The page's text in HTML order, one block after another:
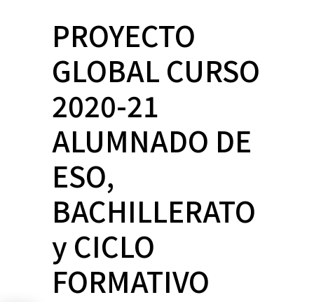
PROYECTO
GLOBAL CURSO
2020-21
ALUMNADO DE
ESO,
BACHILLERATO
y CICLO
FORMATIVO